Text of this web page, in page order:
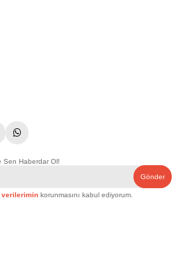
Sen Haberdar Ol!
Gönder
korunmasını kabul ediyorum.